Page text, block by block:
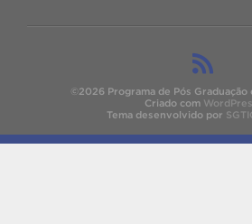
©2026 Programa de Pós Graduação
Criado com
Tema desenvolvido por